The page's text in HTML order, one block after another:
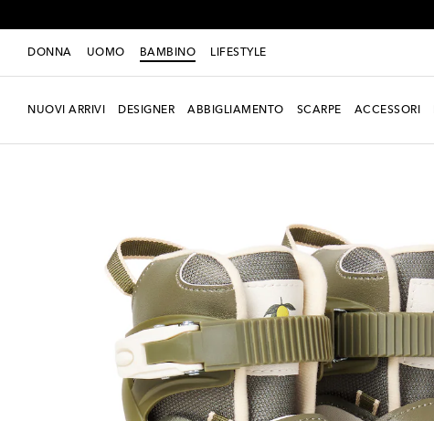
DONNA UOMO BAMBINO LIFESTYLE
NUOVI ARRIVI DESIGNER ABBIGLIAMENTO SCARPE ACCESSORI